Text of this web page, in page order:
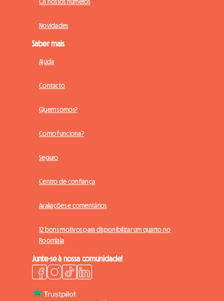
Novidades
Saber mais
Ajuda
Contacto
Quem somos?
Como funciona?
Seguro
Centro de confiança
Avaliações e comentários
12 bons motivos para disponibilizar um quarto no
Roomlala
Junte-se à nossa comunidade!